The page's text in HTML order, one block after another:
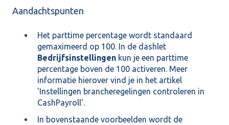
Aandachtspunten
Het parttime percentage wordt standaard
gemaximeerd op 100. In de dashlet
Bedrijfsinstellingen kun je een parttime
percentage boven de 100 activeren. Meer
informatie hierover vind je in het artikel
'Instellingen brancheregelingen controleren in
CashPayroll'.
In bovenstaande voorbeelden wordt de